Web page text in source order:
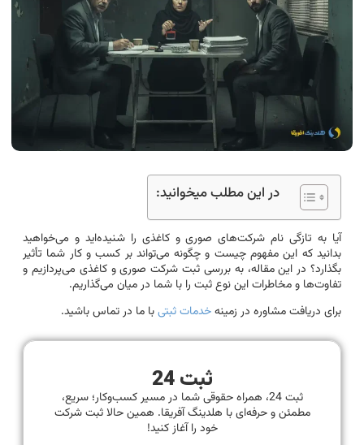
در این مطلب میخوانید:
آیا به تازگی نام شرکت‌های صوری و کاغذی را شنیده‌اید و می‌خواهید
بدانید که این مفهوم چیست و چگونه می‌تواند بر کسب و کار شما تأثیر
بگذارد؟ در این مقاله، به بررسی ثبت شرکت صوری و کاغذی می‌پردازیم و
تفاوت‌ها و مخاطرات این نوع ثبت را با شما در میان می‌گذاریم.
برای دریافت مشاوره در زمینهخدمات ثبتیبا ما در تماس باشید.
ثبت 24
ثبت 24، همراه حقوقی شما در مسیر کسب‌وکار؛ سریع،
مطمئن و حرفه‌ای با هلدینگ آفریقا. همین حالا ثبت شرکت
خود را آغاز کنید!